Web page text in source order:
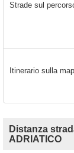
Strade sul
Itinerario sulla
Distanza
ADRIATICO